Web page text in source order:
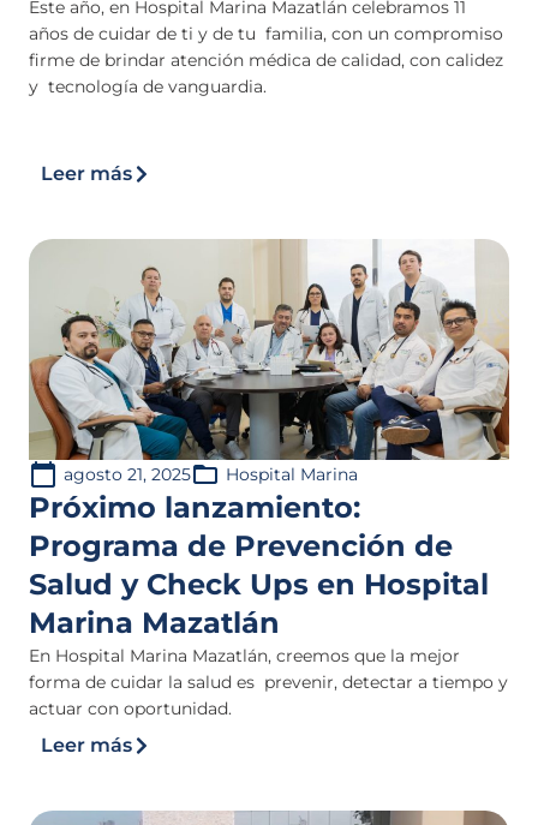
Este año, en Hospital Marina Mazatlán celebramos 11
años de cuidar de ti y de tu familia, con un compromiso
firme de brindar atención médica de calidad, con calidez
y tecnología de vanguardia.
Leer más
agosto 21, 2025 Hospital Marina
Próximo lanzamiento:
Programa de Prevención de
Salud y Check Ups en Hospital
Marina Mazatlán
En Hospital Marina Mazatlán, creemos que la mejor
forma de cuidar la salud es prevenir, detectar a tiempo y
actuar con oportunidad.
Leer más